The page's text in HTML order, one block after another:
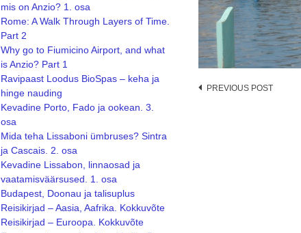
Post
PREVIOUS POST
mis on Anzio? 1. osa
Rome: A Walk Through Layers of Time.
Part 2
Why go to Fiumicino Airport, and what
is Anzio? Part 1
Ravipaast Loodus BioSpas – keha ja
hinge nauding
Kevadine Porto, Fado ja ookean. 3.
osa
Mida teha Lissaboni ümbruses? Sintra
ja Cascais. 2. osa
Kevadine Lissabon, linnaosad ja
vaatamisväärsused. 1. osa
Budapest, Doonau ja talisuplus
Reisikirjad – Aasia, Aafrika. Kokkuvõte
Reisikirjad – Euroopa. Kokkuvõte